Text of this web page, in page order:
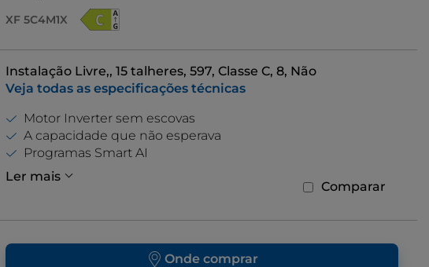
XF 5C4M1X
Instalação Livre,, 15 talheres, 597, Classe C, 8, Não
Veja todas as especificações técnicas
Comparar
Motor Inverter sem escovas
A capacidade que não esperava
Programas Smart AI
Ler mais
Onde comprar